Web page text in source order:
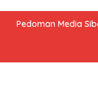
Pedoman Media